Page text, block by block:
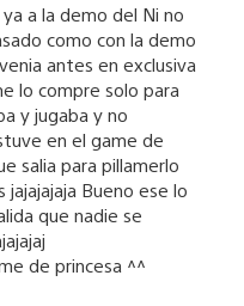
a la demo del Ni no
como con la demo
antes en exclusiva
lo compre solo para
y jugaba y no
en el game de
salia para pillamerlo
Bueno ese lo
que nadie se
de princesa ^^